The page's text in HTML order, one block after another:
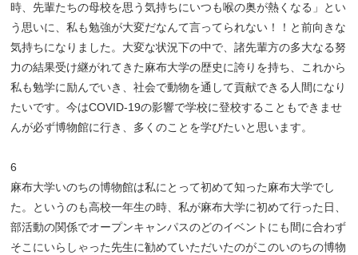
時、先輩たちの母校を思う気持ちにいつも喉の奥が熱くなる」とい
う思いに、私も勉強が大変だなんて言ってられない！！と前向きな
気持ちになりました。大変な状況下の中で、諸先輩方の多大なる努
力の結果受け継がれてきた麻布大学の歴史に誇りを持ち、これから
私も勉学に励んでいき、社会で動物を通して貢献できる人間になり
たいです。今はCOVID-19の影響で学校に登校することもできませ
んが必ず博物館に行き、多くのことを学びたいと思います。
6
麻布大学いのちの博物館は私にとって初めて知った麻布大学でし
た。というのも高校一年生の時、私が麻布大学に初めて行った日、
部活動の関係でオープンキャンパスのどのイベントにも間に合わず
そこにいらしゃった先生に勧めていただいたのがこのいのちの博物